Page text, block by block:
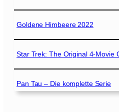
Goldene Himbeere 2022
Star Trek: The Original 4-Movie
Pan Tau – Die komplette Serie